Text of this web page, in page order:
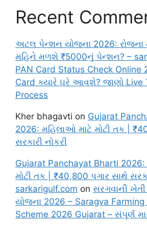
Recent
અટલ પેન્શન યોજના 2026: રોજના
મહિને મળશે ₹5000નું પેન્શન? –
PAN Card Status Check Online
Card ક્યારે ઘરે આવશે? જાણો Live
Process
Kher bhagavti on Gujarat
2026: મહિલાઓ માટે મોટી તક |
સરકારી નોકરી
Gujarat Panchayat Bharti
મોટી તક | ₹40,800 પગાર સાથે
sarkarigulf.com on સરગવાની
યોજના 2026 – Saragva
Scheme 2026 Gujarat – સંપૂર્ણ